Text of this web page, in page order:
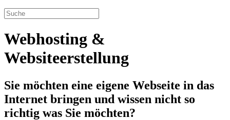
Webhosting &
Websiteerstellung
Sie möchten eine eigene Webseite in das
Internet bringen und wissen nicht so
richtig was Sie möchten?